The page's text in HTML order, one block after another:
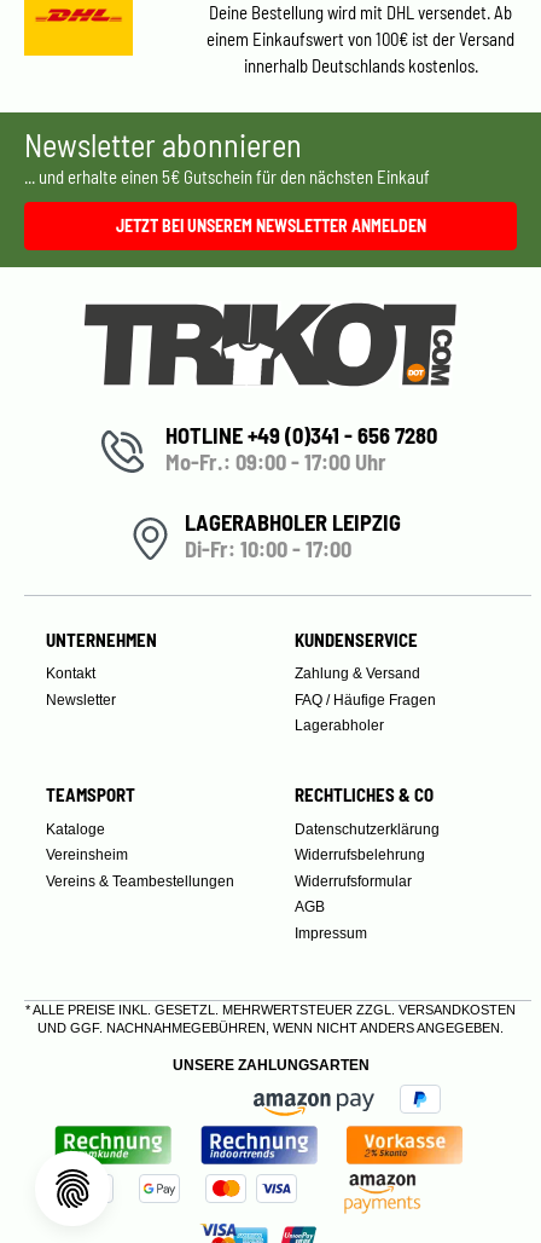
Deine Bestellung wird mit DHL versendet. Ab
einem Einkaufswert von 100€ ist der Versand
innerhalb Deutschlands kostenlos.
Newsletter abonnieren
... und erhalte einen 5€ Gutschein für den nächsten Einkauf
JETZT BEI UNSEREM NEWSLETTER ANMELDEN
HOTLINE +49 (0)341 - 656 7280
Mo-Fr.: 09:00 - 17:00 Uhr
LAGERABHOLER LEIPZIG
Di-Fr: 10:00 - 17:00
UNTERNEHMEN
Kontakt
Newsletter
KUNDENSERVICE
Zahlung & Versand
FAQ / Häufige Fragen
Lagerabholer
TEAMSPORT
Kataloge
Vereinsheim
Vereins & Teambestellungen
RECHTLICHES & CO
Datenschutzerklärung
Widerrufsbelehrung
Widerrufsformular
AGB
Impressum
* ALLE PREISE INKL. GESETZL. MEHRWERTSTEUER ZZGL. VERSANDKOSTEN
UND GGF. NACHNAHMEGEBÜHREN, WENN NICHT ANDERS ANGEGEBEN.
UNSERE ZAHLUNGSARTEN